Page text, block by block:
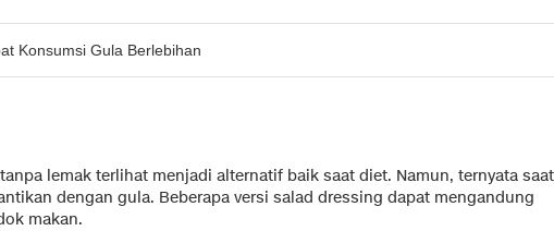
Konsumsi Gula Berlebihan
lemak terlihat menjadi alternatif baik saat diet. Namun, ternyata saat
dengan gula. Beberapa versi salad dressing dapat mengandung
makan.